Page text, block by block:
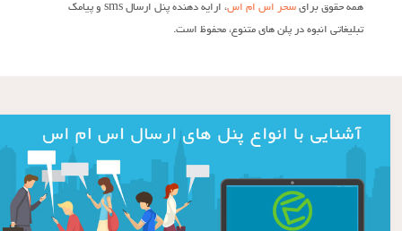
همه حقوق برایسحر اس ام اس
، ارایه دهنده پنل ارسال sms و پیامک
تبلیغاتی انبوه در پلن های متنوع، محفوظ است.